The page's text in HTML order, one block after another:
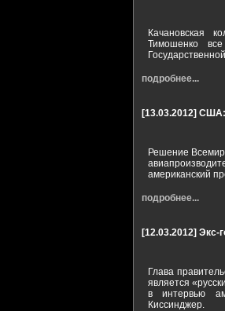
Качановская
Тимошенко
подробнее...
[13.03.2012] США:
Решение
американский
подробнее...
[12.03.2012] Экс-
Глава
является
в интервью
Киссинджер.